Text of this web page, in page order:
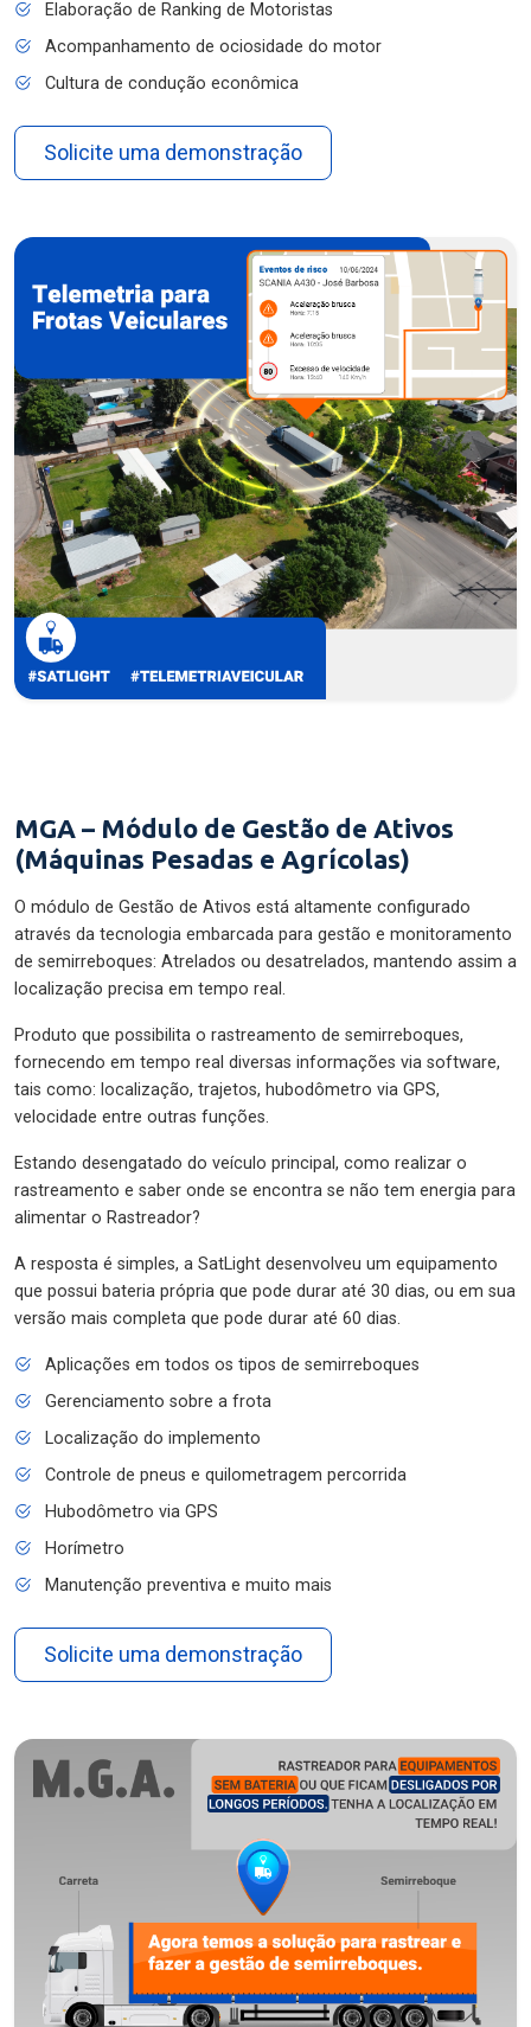
Elaboração de Ranking de Motoristas
Acompanhamento de ociosidade do motor
Cultura de condução econômica
Solicite uma demonstração
MGA – Módulo de Gestão de Ativos
(Máquinas Pesadas e Agrícolas)
O módulo de Gestão de Ativos está altamente configurado
através da tecnologia embarcada para gestão e monitoramento
de semirreboques: Atrelados ou desatrelados, mantendo assim a
localização precisa em tempo real.
Produto que possibilita o rastreamento de semirreboques,
fornecendo em tempo real diversas informações via software,
tais como: localização, trajetos, hubodômetro via GPS,
velocidade entre outras funções.
Estando desengatado do veículo principal, como realizar o
rastreamento e saber onde se encontra se não tem energia para
alimentar o Rastreador?
A resposta é simples, a SatLight desenvolveu um equipamento
que possui bateria própria que pode durar até 30 dias, ou em sua
versão mais completa que pode durar até 60 dias.
Aplicações em todos os tipos de semirreboques
Gerenciamento sobre a frota
Localização do implemento
Controle de pneus e quilometragem percorrida
Hubodômetro via GPS
Horímetro
Manutenção preventiva e muito mais
Solicite uma demonstração